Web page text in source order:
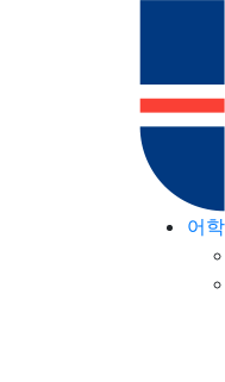
어